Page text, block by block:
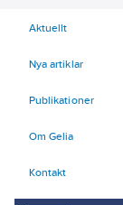
Aktuellt
Nya artiklar
Publikationer
Om Gelia
Kontakt